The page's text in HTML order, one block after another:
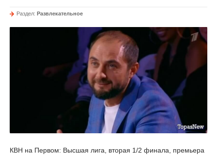
Раздел: Развлекательное
КВН на Первом: Высшая лига, вторая 1/2 финала, премьера